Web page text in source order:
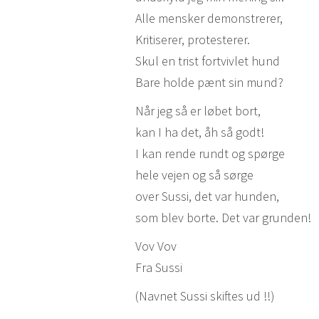
Alle mensker demonstrerer,
Kritiserer, protesterer.
Skul en trist fortvivlet hund
Bare holde pænt sin mund?
Når jeg så er løbet bort,
kan I ha det, åh så godt!
I kan rende rundt og spørge
hele vejen og så sørge
over Sussi, det var hunden,
som blev borte. Det var grunden!
Vov Vov
Fra Sussi
(Navnet Sussi skiftes ud !!)